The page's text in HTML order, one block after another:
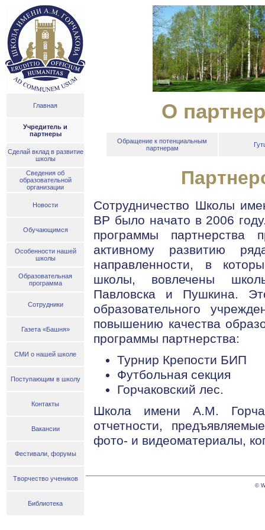
Главная
Учредитель и
партнеры
Сделай вклад в развитие
школы
Сведения об
образовательной
организации
Новости
Обучающимся
Особенности нашей
школы
Образовательная
программа
Сотрудники
Газета «Башня»
СМИ о нашей школе
Поступающим в школу
Контакты
Вакансии
Фестивали, форумы
Творчество учеников
Библиотека
О
Обращение к потенциальным
партнерам
Сотрудничество Школы
ВР было начато в 2006
программы
активному развитию
направленности, в
школы, вовлечены
Павловска и Пушкина.
образовательного
повышению качества
программы партнерства:
Турнир Крепости БИП
Футбольная секция
Горчаковский лес.
Школа имени А.М.
отчетности,
фото- и видеоматериалы,
©